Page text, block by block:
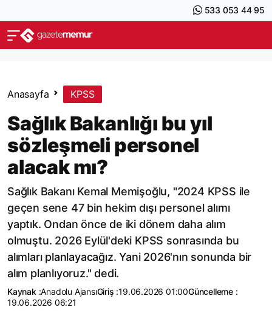
533 053 44 95
Anasayfa KPSS
Sağlık Bakanlığı bu yıl
sözleşmeli personel
alacak mı?
Sağlık Bakanı Kemal Memişoğlu, "2024 KPSS ile
geçen sene 47 bin hekim dışı personel alımı
yaptık. Ondan önce de iki dönem daha alım
olmuştu. 2026 Eylül'deki KPSS sonrasında bu
alımları planlayacağız. Yani 2026'nın sonunda bir
alım planlıyoruz." dedi.
Kaynak :Anadolu AjansıGiriş :19.06.2026 01:00Güncelleme :
19.06.2026 06:21